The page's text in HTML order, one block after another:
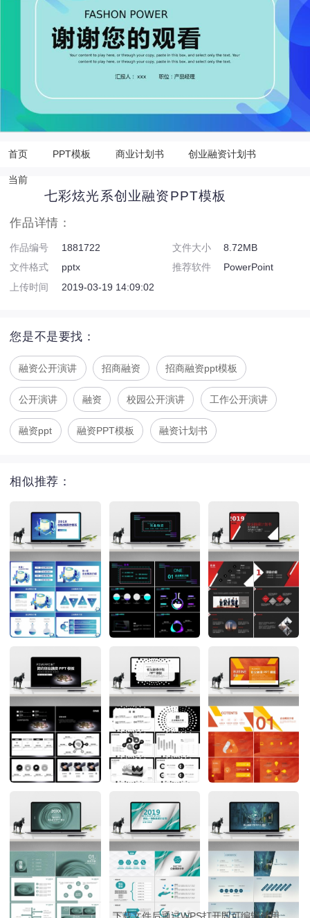
首页 PPT模板 商业计划书 创业融资计划书
当前
七彩炫光系创业融资PPT模板
作品详情：
作品编号 1881722 文件大小
8.72MB
文件格式
pptx 推荐软件
PowerPoint
上传时间
2019-03-19 14:09:02
您是不是要找：
融资公开演讲 招商融资 招商融资ppt模板
公开演讲 融资 校园公开演讲 工作公开演讲
融资ppt 融资PPT模板 融资计划书
相似推荐：
下载文件后通过WPS打开即可编辑使用